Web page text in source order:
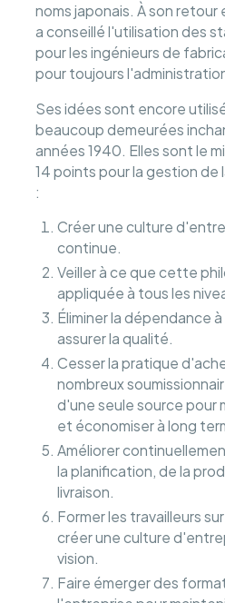
noms japonais. À son retour
a conseillé l'utilisation des
pour les ingénieurs de
pour toujours
Ses idées sont encore
beaucoup demeurées
années 1940. Elles sont le
14 points pour la gestion de
:
Créer une culture
continue.
Veiller à ce que cette
appliquée à tous les
Éliminer la dépendance
assurer la qualité.
Cesser la pratique
nombreux
d'une seule source pour
et économiser à long
Améliorer
la planification, de la
livraison.
Former les travailleurs
créer une culture
vision.
Faire émerger des